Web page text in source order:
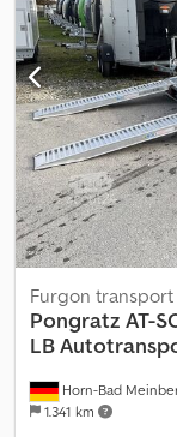
sunt fără garanție;
intermediară și
Horn-Bad
1.341 km
Furgon
Pongratz AT-
LB